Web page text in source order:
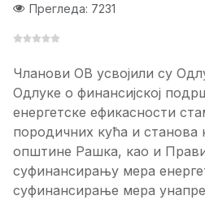
Прегледа: 7231
Чланови ОВ усвојили су
Одлуке о финансијској
енергетске ефикасности
породичних кућа и станова
општине Рашка, као и
суфинансирању мера
суфинансирање мера